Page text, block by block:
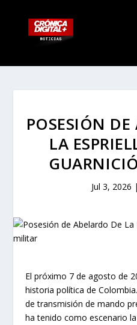
POSESIÓN
LA
Jul 3, 2026 |
El próximo 7 de agosto de
historia política de
de transmisión de mando
ha tenido como escenario